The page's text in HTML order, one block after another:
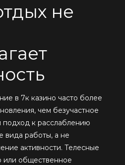
не
в 7к казино часто более
чем безучастное
подход к расслаблению
вида работы, а не
активности. Телесные
или общественное